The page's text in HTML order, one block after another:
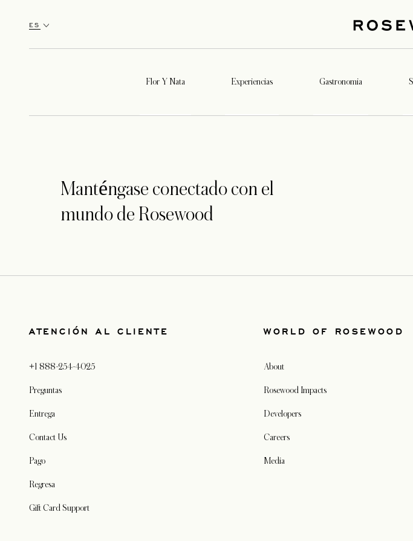
ES
Flor Y Nata Experiencias Gastronomia
Manténgase conectado con el
mundo de Rosewood
ATENCIÓN AL CLIENTE
+1 888-254-4025
Preguntas
Entrega
Contact Us
Pago
Regresa
Gift Card Support
WORLD OF ROSEWOOD
About
Rosewood Impacts
Developers
Careers
Media